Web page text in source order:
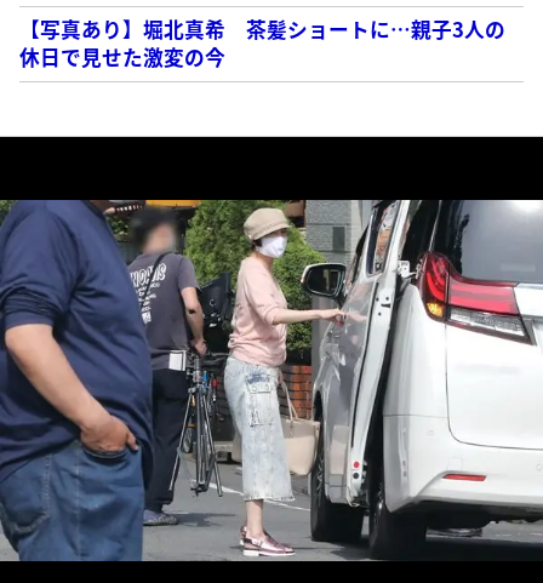
【写真あり】堀北真希 茶髪ショートに…親子3人の
休日で見せた激変の今